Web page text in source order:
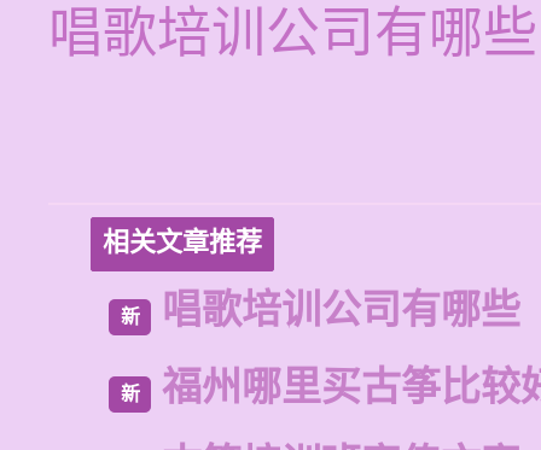
唱歌培训公司有哪些
相关文章推荐
新 唱歌培训公司有哪些
新
福州哪里买古筝比较